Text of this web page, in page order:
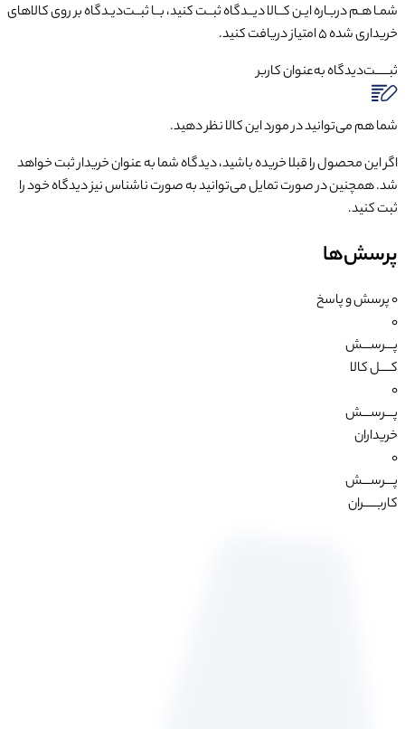
شمـا هـم دربـاره ایـن کــالا دیــدگاه ثبــت کنید، بــا ثبــت‌دیـدگاه بر روی کالاهای
خریداری شده ۵ امتیاز دریافت کنید.
ثبـــــت‌دیدگاهبه‌عنوان کاربر
شما هم می‌توانید در مورد این کالا نظر دهید.
اگر این محصول را قبلا خریده باشید، دیدگاه شما به عنوان خریدار ثبت خواهد
شد. همچنین در صورت تمایل می‌توانید به صورت ناشناس نیز دیدگاه خود را
ثبت کنید.
پرسش‌ها
0پرسش و پاسخ
0
پـــرســـش
کــــل کالا
0
پـــرســـش
خریداران
0
پـــرســـش
کاربـــــران